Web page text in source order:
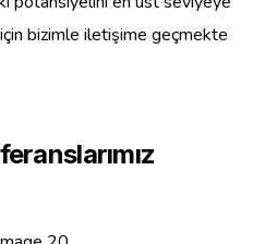
için bizimle iletişime geçmekte